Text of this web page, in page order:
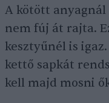
A kötött anyagnál
nem fúj át rajta.
kesztyűnél is
kettő sapkát
kell majd mosni